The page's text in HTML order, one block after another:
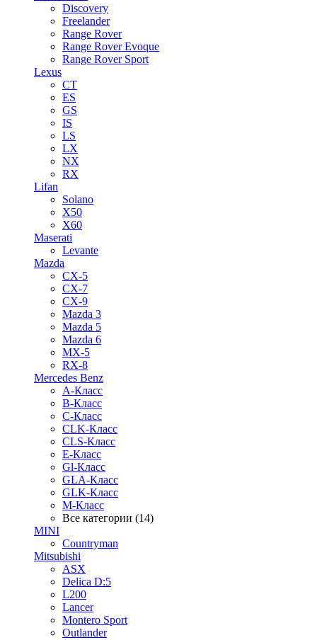
Discovery
Freelander
Range Rover
Range Rover Evoque
Range Rover Sport
Lexus
CT
ES
GS
IS
LS
LX
NX
RX
Lifan
Solano
X50
X60
Maserati
Levante
Mazda
CX-5
CX-7
CX-9
Mazda 3
Mazda 5
Mazda 6
MX-5
RX-8
Mercedes Benz
A-Класс
B-Класс
C-Класс
CLK-Класс
CLS-Класс
E-Класс
Gl-Класс
GLA-Класс
GLK-Класс
M-Класс
Все категории (14)
MINI
Countryman
Mitsubishi
ASX
Delica D:5
L200
Lancer
Montero Sport
Outlander